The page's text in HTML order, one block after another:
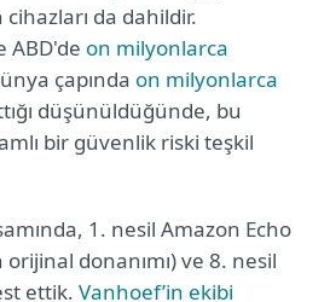
da dahildir.
ABD'de on milyonlarca
çapında on milyonlarca
düşünüldüğünde, bu
bir güvenlik riski teşkil
1. nesil Amazon Echo
donanımı) ve 8. nesil
ettik. Vanhoef’in ekibi